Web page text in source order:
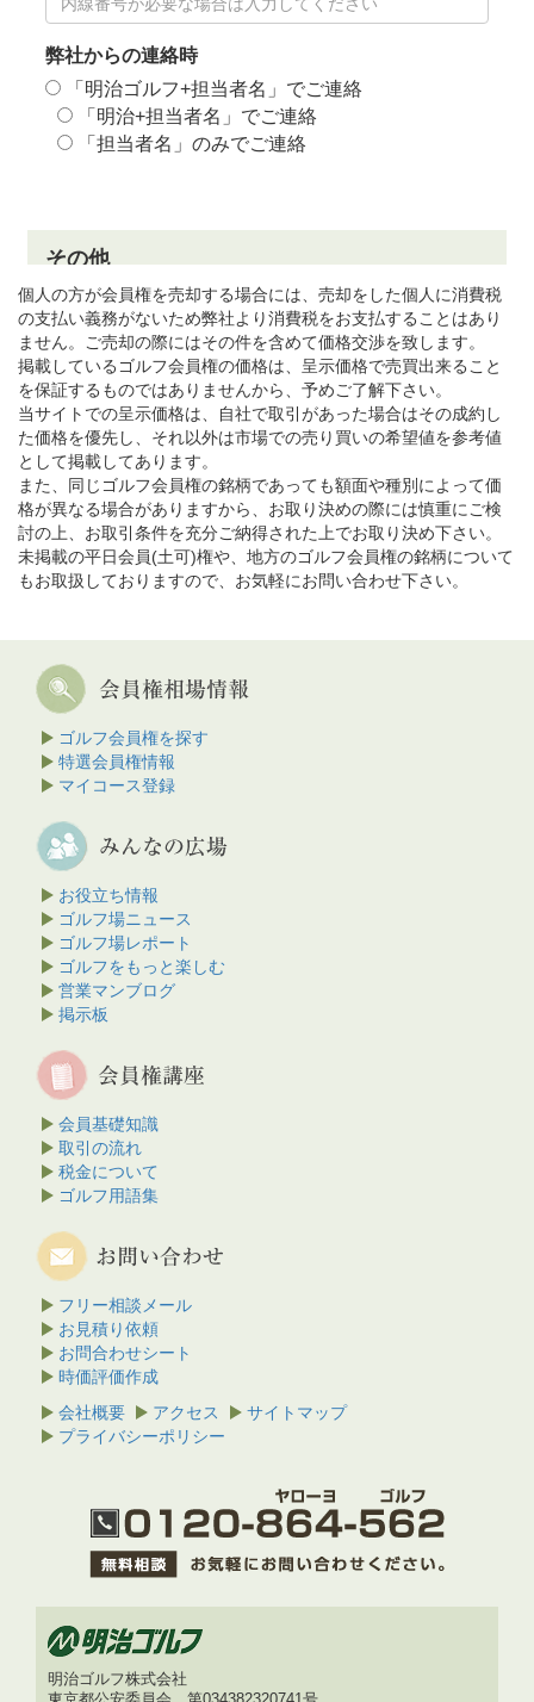
個人の方が会員権を売却する場合には、売却をした個人に消費税
の支払い義務がないため弊社より消費税をお支払することはあり
ません。ご売却の際にはその件を含めて価格交渉を致します。
掲載しているゴルフ会員権の価格は、呈示価格で売買出来ること
を保証するものではありませんから、予めご了解下さい。
当サイトでの呈示価格は、自社で取引があった場合はその成約し
た価格を優先し、それ以外は市場での売り買いの希望値を参考値
として掲載してあります。
また、同じゴルフ会員権の銘柄であっても額面や種別によって価
格が異なる場合がありますから、お取り決めの際には慎重にご検
討の上、お取引条件を充分ご納得された上でお取り決め下さい。
未掲載の平日会員(土可)権や、地方のゴルフ会員権の銘柄について
もお取扱しておりますので、お気軽にお問い合わせ下さい。
ゴルフ会員権を探す
特選会員権情報
マイコース登録
お役立ち情報
ゴルフ場ニュース
ゴルフ場レポート
ゴルフをもっと楽しむ
営業マンブログ
掲示板
会員基礎知識
取引の流れ
税金について
ゴルフ用語集
フリー相談メール
お見積り依頼
お問合わせシート
時価評価作成
会社概要
アクセス
サイトマップ
プライバシーポリシー
明治ゴルフ株式会社